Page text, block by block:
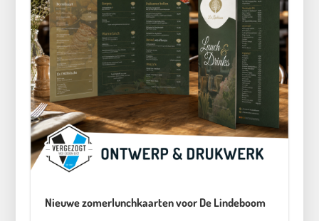
Nieuwe zomerlunchkaarten voor De Lindeboom